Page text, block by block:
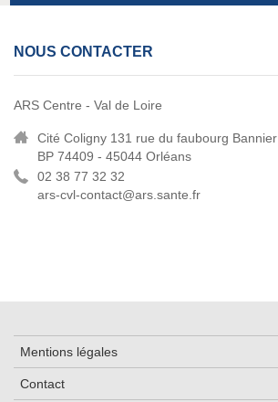
NOUS CONTACTER
ARS Centre - Val de Loire
Cité Coligny 131 rue du faubourg Bannier
BP 74409 - 45044 Orléans
02 38 77 32 32
ars-cvl-contact@ars.sante.fr
Mentions légales
Contact